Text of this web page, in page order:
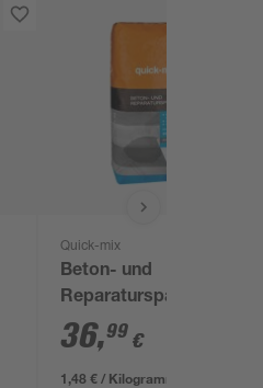
Quick-mix
Beton- und
Reparaturspachtel 25
kg
36,99 €
1,48 € / Kilogramm